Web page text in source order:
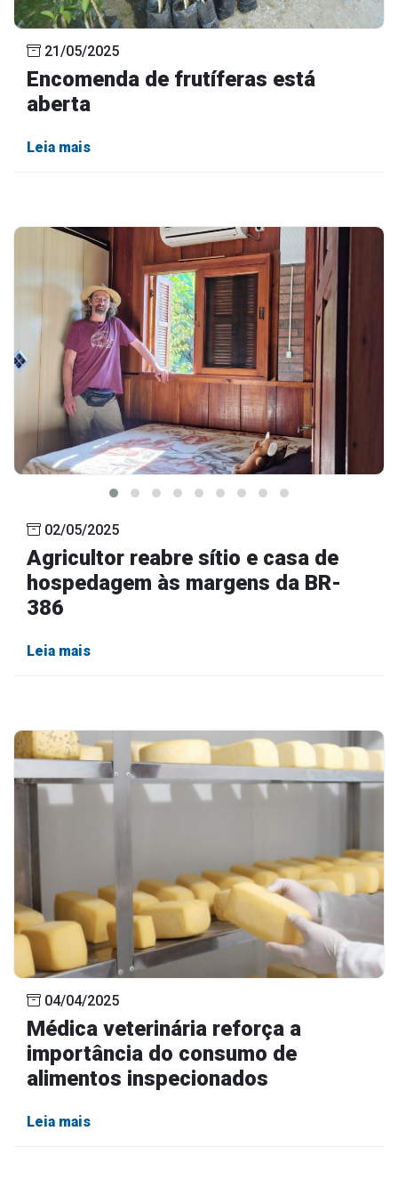
Outros
Downloads
Notícias
Contato
Página Inicial
21/05/2025
Encomenda de frutíferas está
aberta
Leia mais
02/05/2025
Agricultor reabre sítio e casa de
hospedagem às margens da BR-
386
Leia mais
04/04/2025
Médica veterinária reforça a
importância do consumo de
alimentos inspecionados
Leia mais